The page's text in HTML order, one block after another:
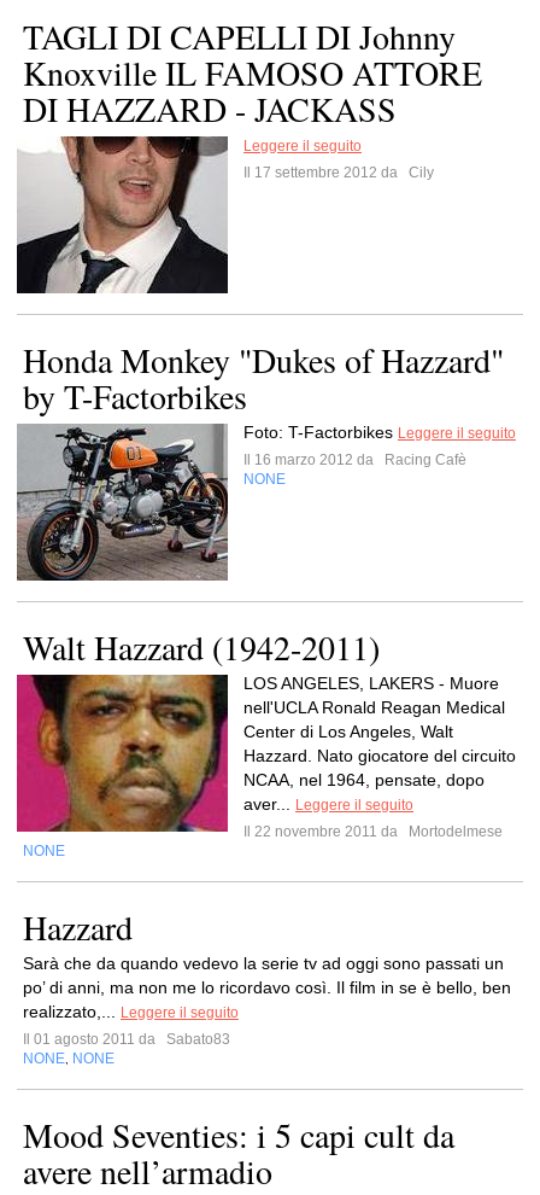
TAGLI DI CAPELLI DI Johnny
Knoxville IL FAMOSO ATTORE
DI HAZZARD - JACKASS
Leggere il seguito
Il 17 settembre 2012 da
Cily
Honda Monkey "Dukes of Hazzard"
by T-Factorbikes
Foto: T-Factorbikes Leggere il seguito
Il 16 marzo 2012 da
Racing Cafè
NONE
Walt Hazzard (1942-2011)
LOS ANGELES, LAKERS - Muore
nell'UCLA Ronald Reagan Medical
Center di Los Angeles, Walt
Hazzard. Nato giocatore del circuito
NCAA, nel 1964, pensate, dopo
aver...
Leggere il seguito
Il 22 novembre 2011 da
Mortodelmese
NONE
Hazzard
Sarà che da quando vedevo la serie tv ad oggi sono passati un
po’ di anni, ma non me lo ricordavo così. Il film in se è bello, ben
realizzato,...
Leggere il seguito
Il 01 agosto 2011 da
Sabato83
NONE NONE
Mood Seventies: i 5 capi cult da
avere nell’armadio